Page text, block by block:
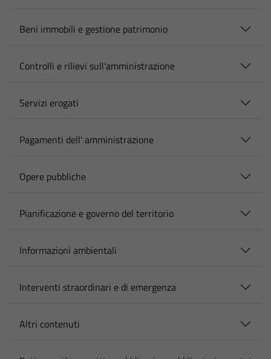
Beni immobili e gestione patrimonio
Controlli e rilievi sull'amministrazione
Servizi erogati
Pagamenti dell' amministrazione
Opere pubbliche
Pianificazione e governo del territorio
Informazioni ambientali
Interventi straordinari e di emergenza
Altri contenuti